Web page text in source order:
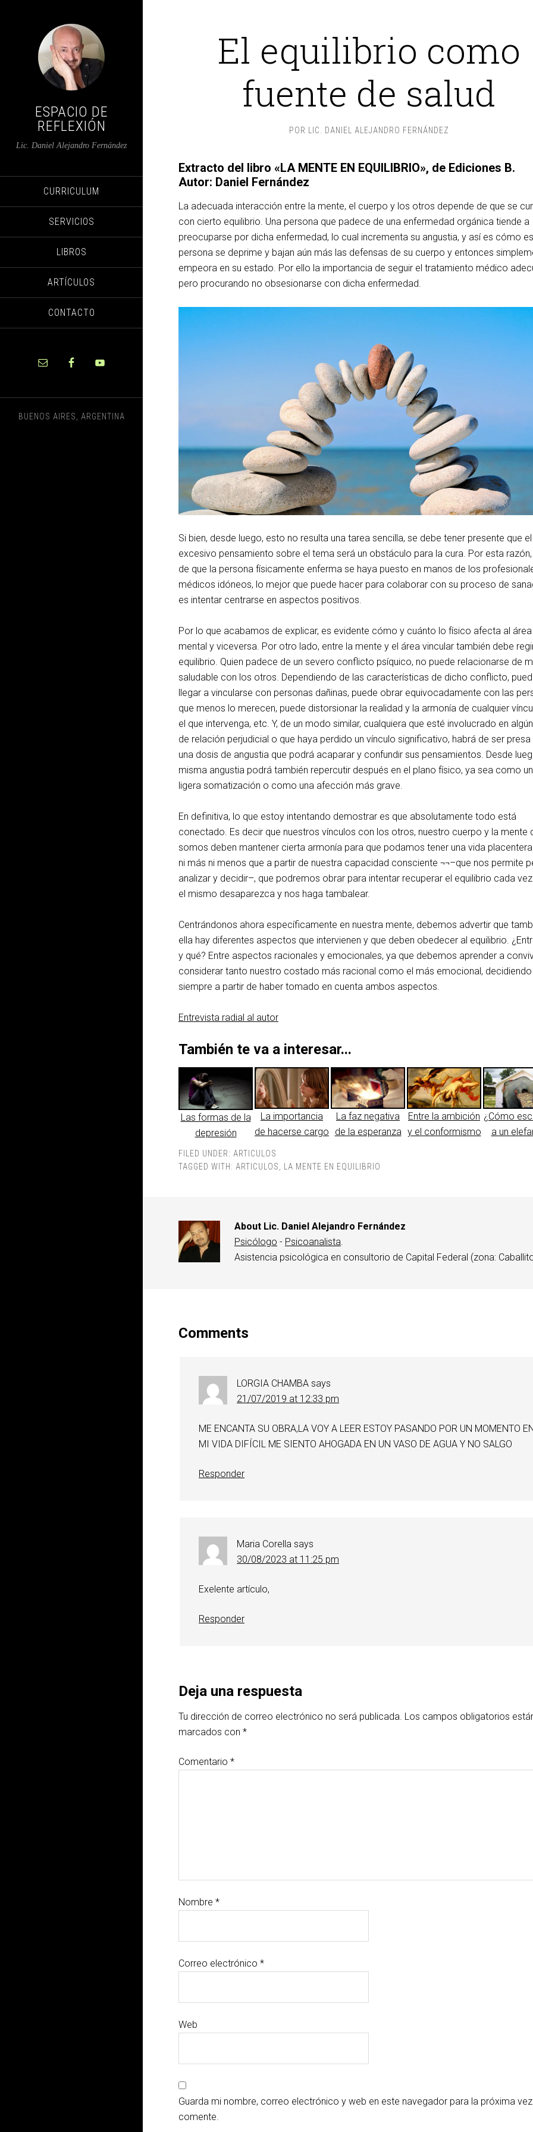
ESPACIO DE
REFLEXIÓN
Lic. Daniel Alejandro Fernández
CURRICULUM
SERVICIOS
LIBROS
ARTÍCULOS
CONTACTO
BUENOS AIRES, ARGENTINA
El equilibrio como
fuente de salud
POR LIC. DANIEL ALEJANDRO FERNÁNDEZ
Extracto del libro «LA MENTE EN EQUILIBRIO», de Ediciones B.
Autor: Daniel Fernández
La adecuada interacción entre la mente, el cuerpo y los otros depende de que se
con cierto equilibrio. Una persona que padece de una enfermedad orgánica tiende a
preocuparse por dicha enfermedad, lo cual incrementa su angustia, y así es cómo
persona se deprime y bajan aún más las defensas de su cuerpo y entonces
empeora en su estado. Por ello la importancia de seguir el tratamiento médico
pero procurando no obsesionarse con dicha enfermedad.
Si bien, desde luego, esto no resulta una tarea sencilla, se debe tener presente que el
excesivo pensamiento sobre el tema será un obstáculo para la cura. Por esta
de que la persona físicamente enferma se haya puesto en manos de los
médicos idóneos, lo mejor que puede hacer para colaborar con su proceso de
es intentar centrarse en aspectos positivos.
Por lo que acabamos de explicar, es evidente cómo y cuánto lo físico afecta al área
mental y viceversa. Por otro lado, entre la mente y el área vincular también debe
equilibrio. Quien padece de un severo conflicto psíquico, no puede relacionarse de
saludable con los otros. Dependiendo de las características de dicho conflicto,
llegar a vincularse con personas dañinas, puede obrar equivocadamente con las
que menos lo merecen, puede distorsionar la realidad y la armonía de cualquier
el que intervenga, etc. Y, de un modo similar, cualquiera que esté involucrado en
de relación perjudicial o que haya perdido un vínculo significativo, habrá de ser presa
una dosis de angustia que podrá acaparar y confundir sus pensamientos. Desde
misma angustia podrá también repercutir después en el plano físico, ya sea como
ligera somatización o como una afección más grave.
En definitiva, lo que estoy intentando demostrar es que absolutamente todo está
conectado. Es decir que nuestros vínculos con los otros, nuestro cuerpo y la mente
somos deben mantener cierta armonía para que podamos tener una vida
ni más ni menos que a partir de nuestra capacidad consciente ¬¬–que nos permite
analizar y decidir–, que podremos obrar para intentar recuperar el equilibrio cada
el mismo desaparezca y nos haga tambalear.
Centrándonos ahora específicamente en nuestra mente, debemos advertir que
ella hay diferentes aspectos que intervienen y que deben obedecer al equilibrio.
y qué? Entre aspectos racionales y emocionales, ya que debemos aprender a
considerar tanto nuestro costado más racional como el más emocional, decidiendo
siempre a partir de haber tomado en cuenta ambos aspectos.
Entrevista radial al autor
También te va a interesar...
Las formas de la
depresión
La importancia
de hacerse cargo
La faz negativa
de la esperanza
Entre la ambición
y el conformismo
¿Cómo
a un
FILED UNDER: ARTICULOS
TAGGED WITH: ARTICULOS LA MENTE EN EQUILIBRIO
About Lic. Daniel Alejandro Fernández
Psicólogo - Psicoanalista.
Asistencia psicológica en consultorio de Capital Federal (zona:
Comments
LORGIA CHAMBA says
21/07/2019 at 12:33 pm
ME ENCANTA SU OBRA,LA VOY A LEER ESTOY PASANDO POR UN MOMENTO
MI VIDA DIFÍCIL ME SIENTO AHOGADA EN UN VASO DE AGUA Y NO SALGO
Responder
Maria Corella says
30/08/2023 at 11:25 pm
Exelente artículo,
Responder
Deja una respuesta
Tu dirección de correo electrónico no será publicada. Los campos obligatorios
marcados con *
Comentario *
Nombre *
Correo electrónico *
Web
Guarda mi nombre, correo electrónico y web en este navegador para la próxima
comente.